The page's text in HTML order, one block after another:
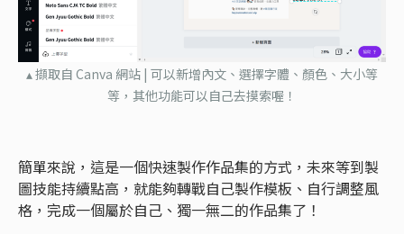
▴ 擷取自 Canva 網站 | 可以新增內文、選擇字體、顏色、大小等
等，其他功能可以自己去摸索喔！
簡單來說，這是一個快速製作作品集的方式，未來等到製
圖技能持續點高，就能夠轉戰自己製作模板、自行調整風
格，完成一個屬於自己、獨一無二的作品集了！